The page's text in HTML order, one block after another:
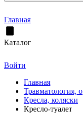
Главная
Каталог
Войти
Главная
Травматология,
Кресла, коляски
Кресло-туалет